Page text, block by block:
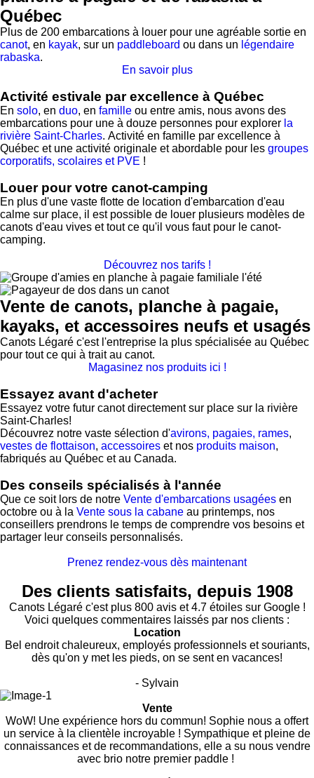
Québec
Plus de 200 embarcations à louer pour une agréable sortie en
canot, en kayak, sur un paddleboard ou dans un légendaire
rabaska.
En savoir plus
Activité estivale par excellence à Québec
En solo, en duo, en famille ou entre amis, nous avons des
embarcations pour une à douze personnes pour explorer la
rivière Saint-Charles. Activité en famille par excellence à
Québec et une activité originale et abordable pour les groupes
corporatifs, scolaires et PVE !
Louer pour votre canot-camping
En plus d'une vaste flotte de location d'embarcation d'eau
calme sur place, il est possible de louer plusieurs modèles de
canots d'eau vives et tout ce qu'il vous faut pour le canot-
camping.
Découvrez nos tarifs !
Vente de canots, planche à pagaie,
kayaks, et accessoires neufs et usagés
Canots Légaré c'est l'entreprise la plus spécialisée au Québec
pour tout ce qui à trait au canot.
Magasinez nos produits ici !
Essayez avant d'acheter
Essayez votre futur canot directement sur place sur la rivière
Saint-Charles!
Découvrez notre vaste sélection d'avirons, pagaies, rames,
vestes de flottaison, accessoires et nos produits maison,
fabriqués au Québec et au Canada.
Des conseils spécialisés à l'année
Que ce soit lors de notre Vente d'embarcations usagées en
octobre ou à la Vente sous la cabane au printemps, nos
conseillers prendrons le temps de comprendre vos besoins et
partager leur conseils personnalisés.
Prenez rendez-vous dès maintenant
Des clients satisfaits, depuis 1908
Canots Légaré c'est plus 800 avis et 4.7 étoiles sur Google !
Voici quelques commentaires laissés par nos clients :
Location
Bel endroit chaleureux, employés professionnels et souriants,
dès qu'on y met les pieds, on se sent en vacances!
- Sylvain
Vente
WoW! Une expérience hors du commun! Sophie nous a offert
un service à la clientèle incroyable ! Sympathique et pleine de
connaissances et de recommandations, elle a su nous vendre
avec brio notre premier paddle !